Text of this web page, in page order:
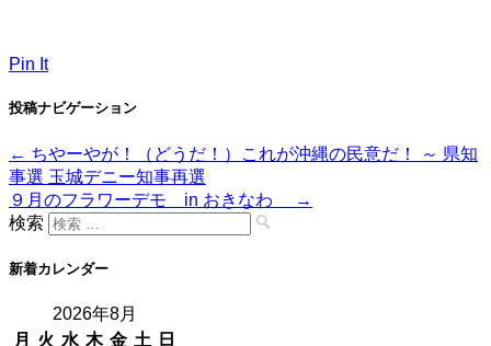
Pin It
投稿ナビゲーション
← ちやーやが！（どうだ！）これが沖縄の民意だ！ ～ 県知
事選 玉城デニー知事再選
９月のフラワーデモ in おきなわ
→
検索
新着カレンダー
2026年8月
月
火 水 木 金 土
日